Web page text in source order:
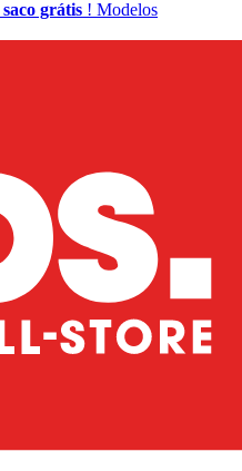
saco grátis ! Modelos